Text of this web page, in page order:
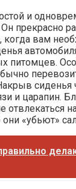
и
прекрасно
вам
питомцев.
и царапин.
они «убьют»